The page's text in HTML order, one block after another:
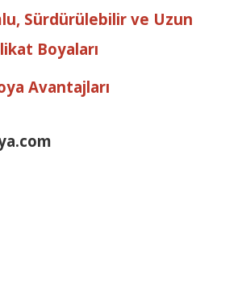
Sürdürülebilir ve Uzun
Boyaları
Avantajları